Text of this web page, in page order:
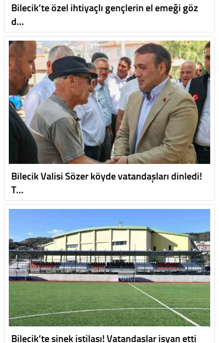
Bilecik’te özel ihtiyaçlı gençlerin el emeği göz
d…
Bilecik Valisi Sözer köyde vatandaşları dinledi!
T…
Bilecik’te sinek istilası! Vatandaşlar isyan etti